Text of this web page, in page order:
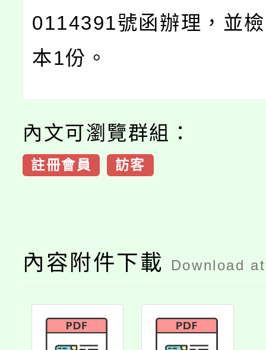
0114391號函辦理，並
本1份。
內文可瀏覽群組：
註冊會員 訪客
內容附件下載 Download